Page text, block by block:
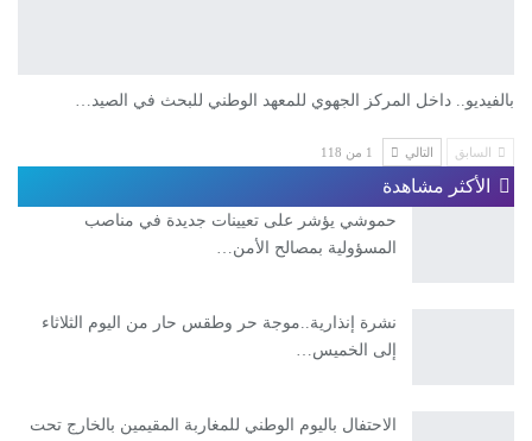
بالفيديو.. داخل المركز الجهوي للمعهد الوطني للبحث في الصيد…
السابق التالي 1 من 118
الأكثر مشاهدة
حموشي يؤشر على تعيينات جديدة في مناصب
المسؤولية بمصالح الأمن…
نشرة إنذارية..موجة حر وطقس حار من اليوم الثلاثاء
إلى الخميس…
الاحتفال باليوم الوطني للمغاربة المقيمين بالخارج تحت